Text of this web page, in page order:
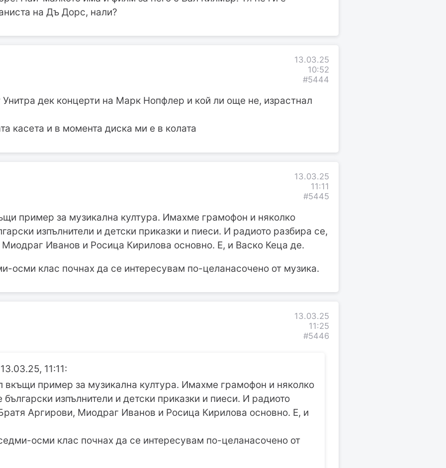
на Дъ Дорс, нали?
13.03.25
10:52
#5444
дек концерти на Марк Нопфлер и кой ли още не, израстнал
касета и в момента диска ми е в колата
13.03.25
11:11
#5445
пример за музикална култура. Имахме грамофон и няколко
изпълнители и детски приказки и пиеси. И радиото разбира се,
Иванов и Росица Кирилова основно. Е, и Васко Кеца де.
осми клас почнах да се интересувам по-целанасочено от музика.
13.03.25
11:25
#5446
11:11:
вкъщи пример за музикална култура. Имахме грамофон и няколко
български изпълнители и детски приказки и пиеси. И радиото
Аргирови, Миодраг Иванов и Росица Кирилова основно. Е, и
осми клас почнах да се интересувам по-целанасочено от